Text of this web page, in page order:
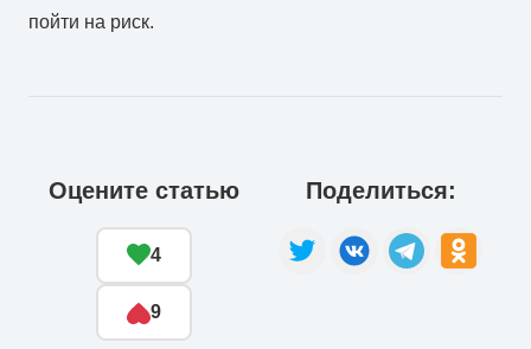
пойти на риск.
Оцените статью
4
9
Поделиться: